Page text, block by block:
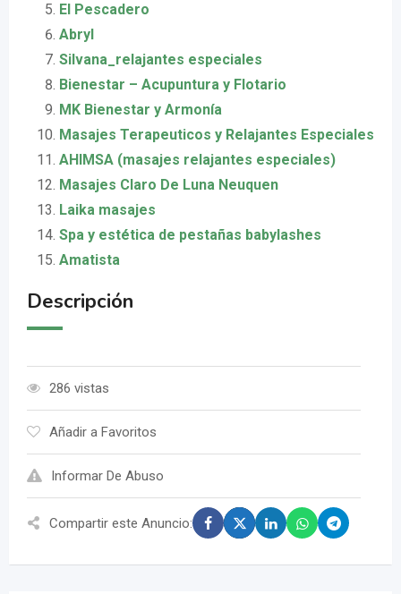
El Pescadero
Abryl
Silvana_relajantes especiales
Bienestar – Acupuntura y Flotario
MK Bienestar y Armonía
Masajes Terapeuticos y Relajantes Especiales
AHIMSA (masajes relajantes especiales)
Masajes Claro De Luna Neuquen
Laika masajes
Spa y estética de pestañas babylashes
Amatista
Descripción
286 vistas
Añadir a Favoritos
Informar De Abuso
Compartir este Anuncio: